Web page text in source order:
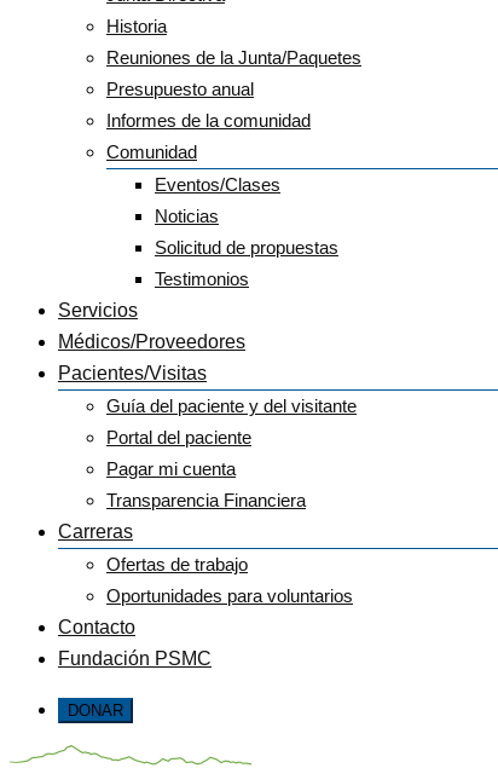
Historia
Reuniones de la Junta/Paquetes
Presupuesto anual
Informes de la comunidad
Comunidad
Eventos/Clases
Noticias
Solicitud de propuestas
Testimonios
Servicios
Médicos/Proveedores
Pacientes/Visitas
Guía del paciente y del visitante
Portal del paciente
Pagar mi cuenta
Transparencia Financiera
Carreras
Ofertas de trabajo
Oportunidades para voluntarios
Contacto
Fundación PSMC